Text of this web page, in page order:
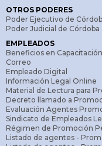
OTROS PODERES
Poder Ejecutivo de
Poder Judicial de Córdoba
EMPLEADOS
Beneficios en
Correo
Empleado Digital
Información Legal Online
Material de Lectura para
Decreto llamado a
Evaluación Agentes
Sindicato de Empleados
Régimen de Promoción
Listado de agentes -